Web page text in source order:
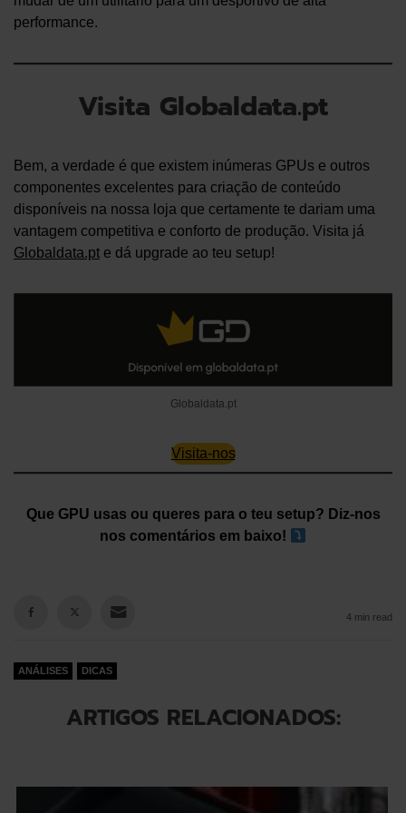
performance.
Visita Globaldata.pt
Bem, a verdade é que existem inúmeras GPUs e outros
componentes excelentes para criação de conteúdo
disponíveis na nossa loja que certamente te dariam uma
vantagem competitiva e conforto de produção. Visita já
Globaldata.pt e dá upgrade ao teu setup!
Globaldata.pt
Visita-nos
Que GPU usas ou queres para o teu setup? Diz-nos
nos comentários em baixo!
4 min read
ANÁLISES DICAS
ARTIGOS RELACIONADOS: